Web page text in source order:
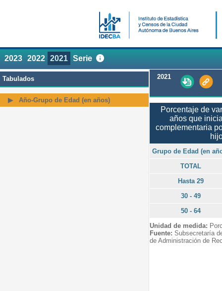
2023 2022 2021 Serie
Tabulados
Año-Grupo de Edad (en años)
2021
Porcentaje de
años que
complementaria
Grupo de Edad (en
TOTAL
Hasta 29
30 - 49
50 - 64
Unidad de medida:
Fuente: Subsecretaría
de Administración de